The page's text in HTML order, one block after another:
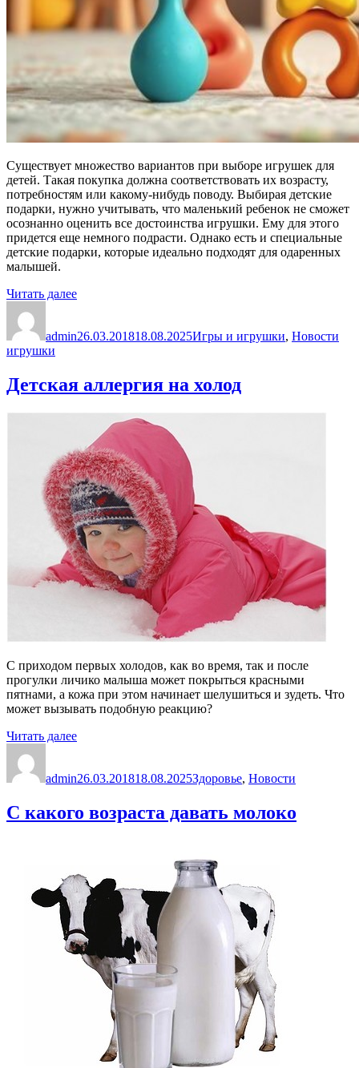
Существует множество вариантов при выборе игрушек для
детей. Такая покупка должна соответствовать их возрасту,
потребностям или какому-нибудь поводу. Выбирая детские
подарки, нужно учитывать, что маленький ребенок не сможет
осознанно оценить все достоинства игрушки. Ему для этого
придется еще немного подрасти. Однако есть и специальные
детские подарки, которые идеально подходят для одаренных
малышей.
Читать далее«Погремушка
—
подарки
для
ребенка»
admin26.03.201818.08.2025Игры и игрушки, Новости
игрушки
Детская аллергия на холод
С приходом первых холодов, как во время, так и после
прогулки личико малыша может покрыться красными
пятнами, а кожа при этом начинает шелушиться и зудеть. Что
может вызывать подобную реакцию?
Читать далее«Детская
холод»
admin26.03.201818.08.2025Здоровье, Новости
С какого возраста давать молоко